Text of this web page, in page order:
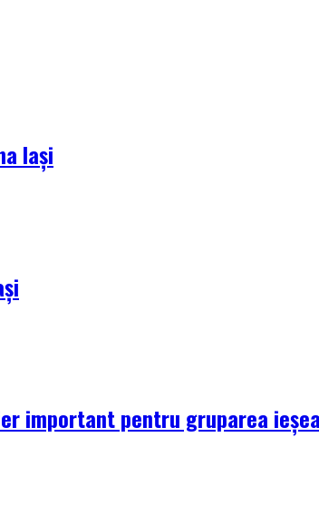
Iași
important pentru gruparea